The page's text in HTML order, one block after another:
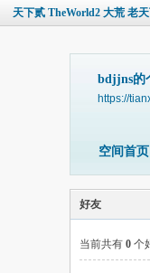
天下贰 TheWorld2 大荒 老
bdjjns的
https://
空间首页
好友
当前共有 0 个